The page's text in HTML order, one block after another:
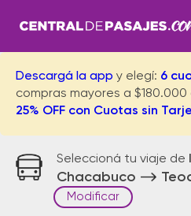
Descargá la app y elegí: 6
compras mayores a $180.000
25% OFF con Cuotas sin
Seleccioná tu viaje de
Chacabuco
Modificar